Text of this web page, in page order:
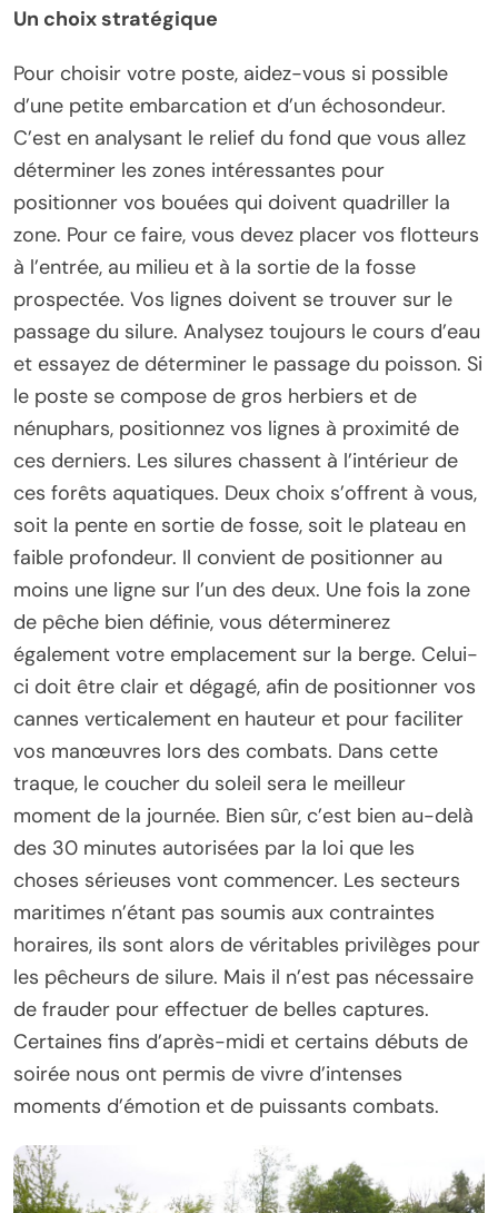
Un choix stratégique
Pour choisir votre poste, aidez-vous si possible
d’une petite embarcation et d’un échosondeur.
C’est en analysant le relief du fond que vous allez
déterminer les zones intéressantes pour
positionner vos bouées qui doivent quadriller la
zone. Pour ce faire, vous devez placer vos flotteurs
à l’entrée, au milieu et à la sortie de la fosse
prospectée. Vos lignes doivent se trouver sur le
passage du silure. Analysez toujours le cours d’eau
et essayez de déterminer le passage du poisson. Si
le poste se compose de gros herbiers et de
nénuphars, positionnez vos lignes à proximité de
ces derniers. Les silures chassent à l’intérieur de
ces forêts aquatiques. Deux choix s’offrent à vous,
soit la pente en sortie de fosse, soit le plateau en
faible profondeur. Il convient de positionner au
moins une ligne sur l’un des deux. Une fois la zone
de pêche bien définie, vous déterminerez
également votre emplacement sur la berge. Celui-
ci doit être clair et dégagé, afin de positionner vos
cannes verticalement en hauteur et pour faciliter
vos manœuvres lors des combats. Dans cette
traque, le coucher du soleil sera le meilleur
moment de la journée. Bien sûr, c’est bien au-delà
des 30 minutes autorisées par la loi que les
choses sérieuses vont commencer. Les secteurs
maritimes n’étant pas soumis aux contraintes
horaires, ils sont alors de véritables privilèges pour
les pêcheurs de silure. Mais il n’est pas nécessaire
de frauder pour effectuer de belles captures.
Certaines fins d’après-midi et certains débuts de
soirée nous ont permis de vivre d’intenses
moments d’émotion et de puissants combats.